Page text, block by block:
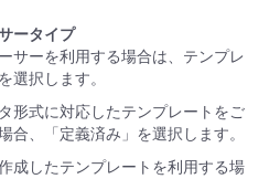
ータイプ
サーを利用する場合は、テンプレ
選択します。
形式に対応したテンプレートをご
合、「定義済み」を選択します。
成したテンプレートを利用する場